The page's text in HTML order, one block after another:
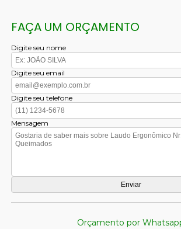
FAÇA UM ORÇAMENTO
Digite seu nome
Digite seu email
Digite seu telefone
Mensagem
Orçamento por